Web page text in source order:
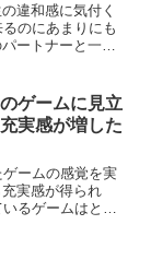
違和感に気付く
のにあまりにも
ートナーと一緒
生のラストシー
ゲームに見立
実感が増した
ームの感覚を実
実感が得られ
るゲームはと言